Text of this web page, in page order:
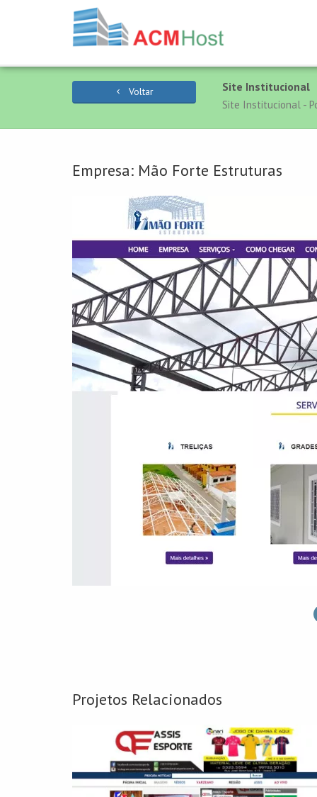
Voltar Site Institucional
Site Institucional -
Empresa: Mão Forte Estruturas
Projetos Relacionados